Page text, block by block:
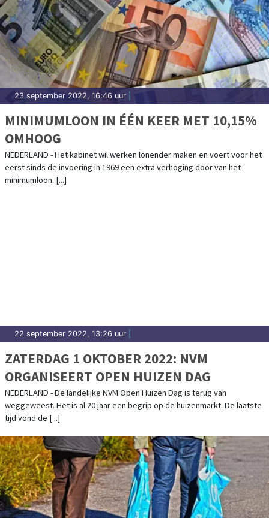
23 september 2022, 16:46 uur
MINIMUMLOON IN ÉÉN KEER MET 10,15%
OMHOOG
NEDERLAND - Het kabinet wil werken lonender maken en voert voor het
eerst sinds de invoering in 1969 een extra verhoging door van het
minimumloon. [...]
22 september 2022, 13:26 uur
ZATERDAG 1 OKTOBER 2022: NVM
ORGANISEERT OPEN HUIZEN DAG
NEDERLAND - De landelijke NVM Open Huizen Dag is terug van
weggeweest. Het is al 20 jaar een begrip op de huizenmarkt. De laatste
tijd vond de [...]